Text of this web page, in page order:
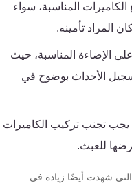
المناسبة، سواء
المراد تأمينه.
الإضاءة المناسبة، حيث
الأحداث بوضوح في
تجنب تركيب الكاميرات
للعبث.
شهدت أيضًا زيادة في